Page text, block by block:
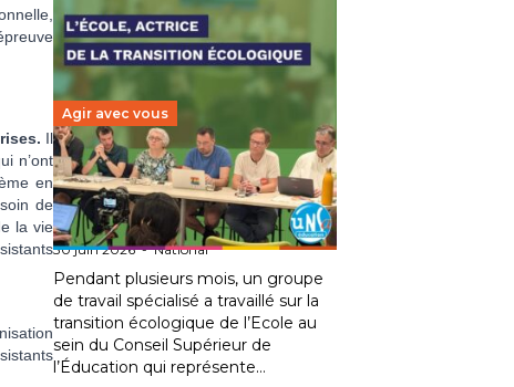
Il
n’ont
en
de
la vie
Agir avec vous
Transition écologique de
l’éducation : l’UNSA Éducation
fait bouger les lignes
30 juin 2026-National
Pendant plusieurs mois, un groupe
de travail spécialisé a travaillé sur la
transition écologique de l’Ecole au
sein du Conseil Supérieur de
l’Éducation qui représente…